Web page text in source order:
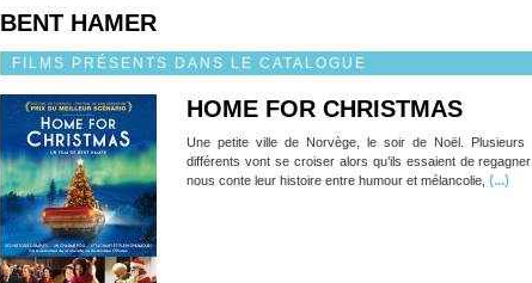
BENT HAMER
FILMS PRÉSENTS DANS LE CATALOGUE
HOME FOR CHRISTMAS
Une petite ville de Norvège, le soir de Noël. Plusieurs
différents vont se croiser alors qu’ils essaient de
nous conte leur histoire entre humour et mélancolie, (...)